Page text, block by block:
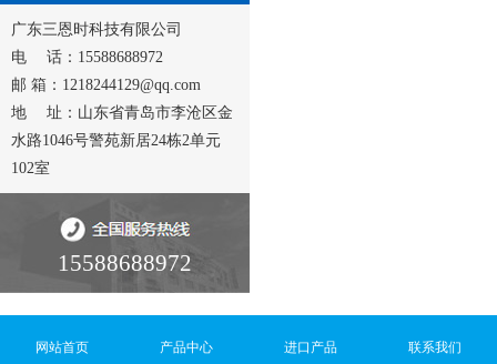
广东三恩时科技有限公司
电 话：15588688972
邮 箱：1218244129@qq.com
地 址：山东省青岛市李沧区金
水路1046号警苑新居24栋2单元
102室
15588688972
网站首页 产品中心 进口产品 联系我们